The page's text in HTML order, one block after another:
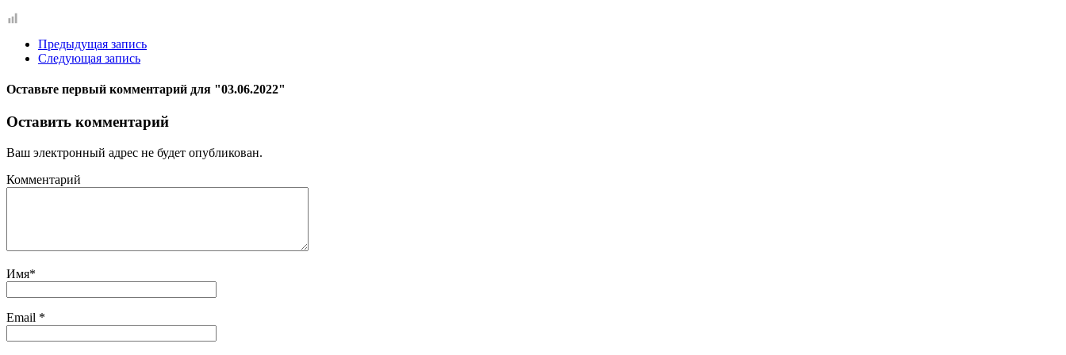
Предыдущая запись
Следующая запись
Оставьте первый комментарий для "03.06.2022"
Оставить комментарий
Ваш электронный адрес не будет опубликован.
Комментарий
Имя*
Email *